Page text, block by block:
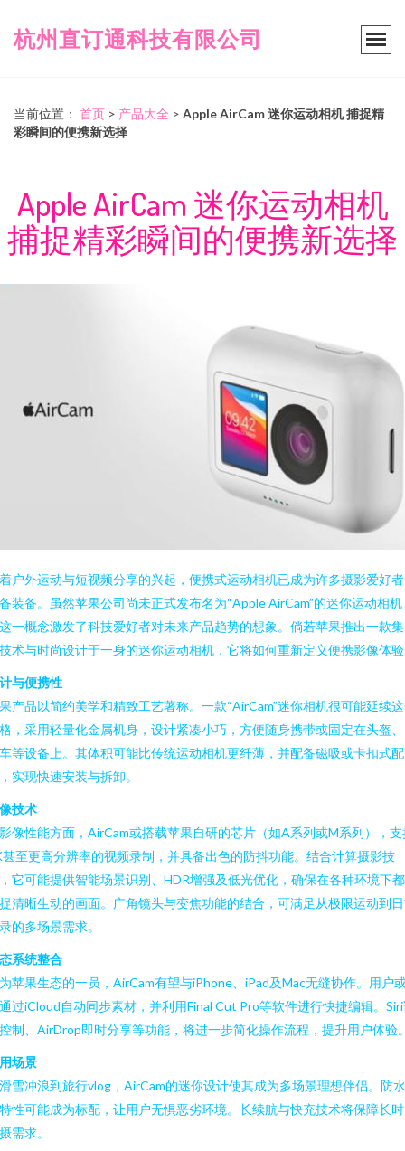
杭州直订通科技有限公司
当前位置： 首页 > 产品大全 > Apple AirCam 迷你运动相机 捕捉精
彩瞬间的便携新选择
Apple AirCam 迷你运动相机
捕捉精彩瞬间的便携新选择
户外运动与短视频分享的兴起，便携式运动相机已成为许多摄影爱好
装备。虽然苹果公司尚未正式发布名为“Apple AirCam”的迷你运动相机
一概念激发了科技爱好者对未来产品趋势的想象。倘若苹果推出一款
术与时尚设计于一身的迷你运动相机，它将如何重新定义便携影像体
与便携性
产品以简约美学和精致工艺著称。一款“AirCam”迷你相机很可能延续
，采用轻量化金属机身，设计紧凑小巧，方便随身携带或固定在头盔
等设备上。其体积可能比传统运动相机更纤薄，并配备磁吸或卡扣式配
实现快速安装与拆卸。
技术
像性能方面，AirCam或搭载苹果自研的芯片（如A系列或M系列），支
至更高分辨率的视频录制，并具备出色的防抖功能。结合计算摄影技
它可能提供智能场景识别、HDR增强及低光优化，确保在各种环境下
清晰生动的画面。广角镜头与变焦功能的结合，可满足从极限运动到
的多场景需求。
系统整合
苹果生态的一员，AirCam有望与iPhone、iPad及Mac无缝协作。用户
过iCloud自动同步素材，并利用Final Cut Pro等软件进行快捷编辑。
制、AirDrop即时分享等功能，将进一步简化操作流程，提升用户体验
场景
雪冲浪到旅行vlog，AirCam的迷你设计使其成为多场景理想伴侣。防
性可能成为标配，让用户无惧恶劣环境。长续航与快充技术将保障长
需求。